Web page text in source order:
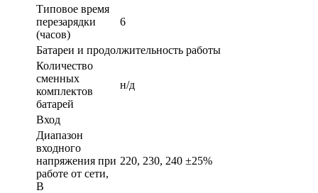
Типовое время
перезарядки
(часов)
6
Батареи и продолжительность работы
Количество
сменных
комплектов
батарей
н/д
Вход
Диапазон
входного
напряжения при
работе от сети,
В
220, 230, 240 ±25%